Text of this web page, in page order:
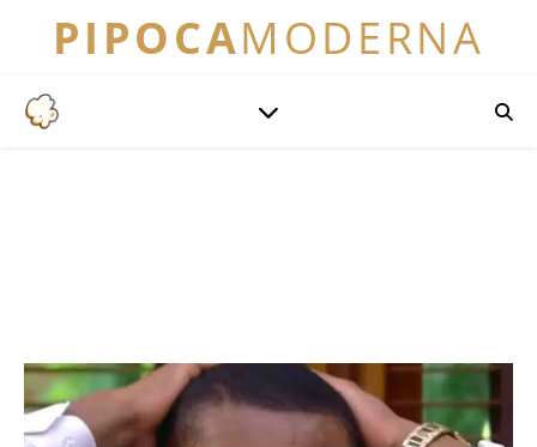
PIPOCAMODERNA